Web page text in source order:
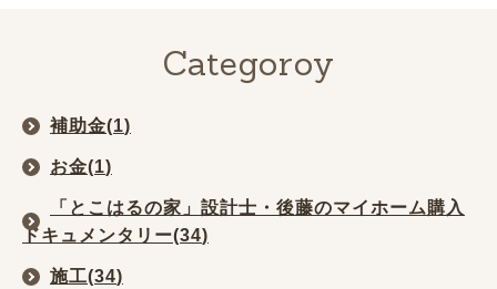
Categoroy
補助金(1)
お金(1)
「とこはるの家」設計士・後藤のマイホーム購入
ドキュメンタリー(34)
施工(34)